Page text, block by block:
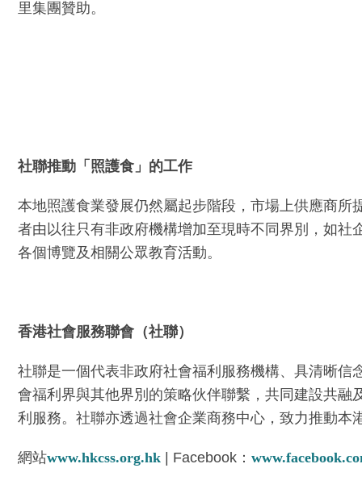
里集團贊助。
社聯推動 「照護食」的工作
本地照護食業發展仍然屬起步階段，市場上供應商
者由以往只有非政府機構增加至現時不同界別，如
各個博覽及相關公眾教育活動。
香港社會服務聯會（社聯）
社聯是一個代表非政府社會福利服務機構、具清晰
會福利界與其他界別的策略伙伴聯繫，共同建設共
利服務。社聯亦透過社會企業商務中心，致力推動
網站www.hkcss.org.hk | Facebook：